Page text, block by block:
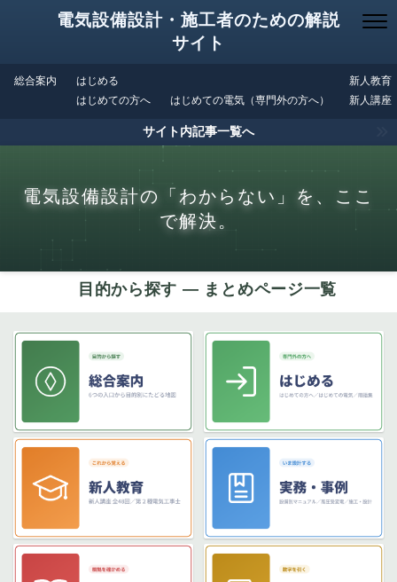
電気設備設計・施工者のための解説
サイト
総合案内
はじめる
はじめての方へ
はじめての電気（専門外の方へ）
新人教育
新人講座
サイト内記事一覧へ
電気設備設計の「わからない」を、ここ
で解決。